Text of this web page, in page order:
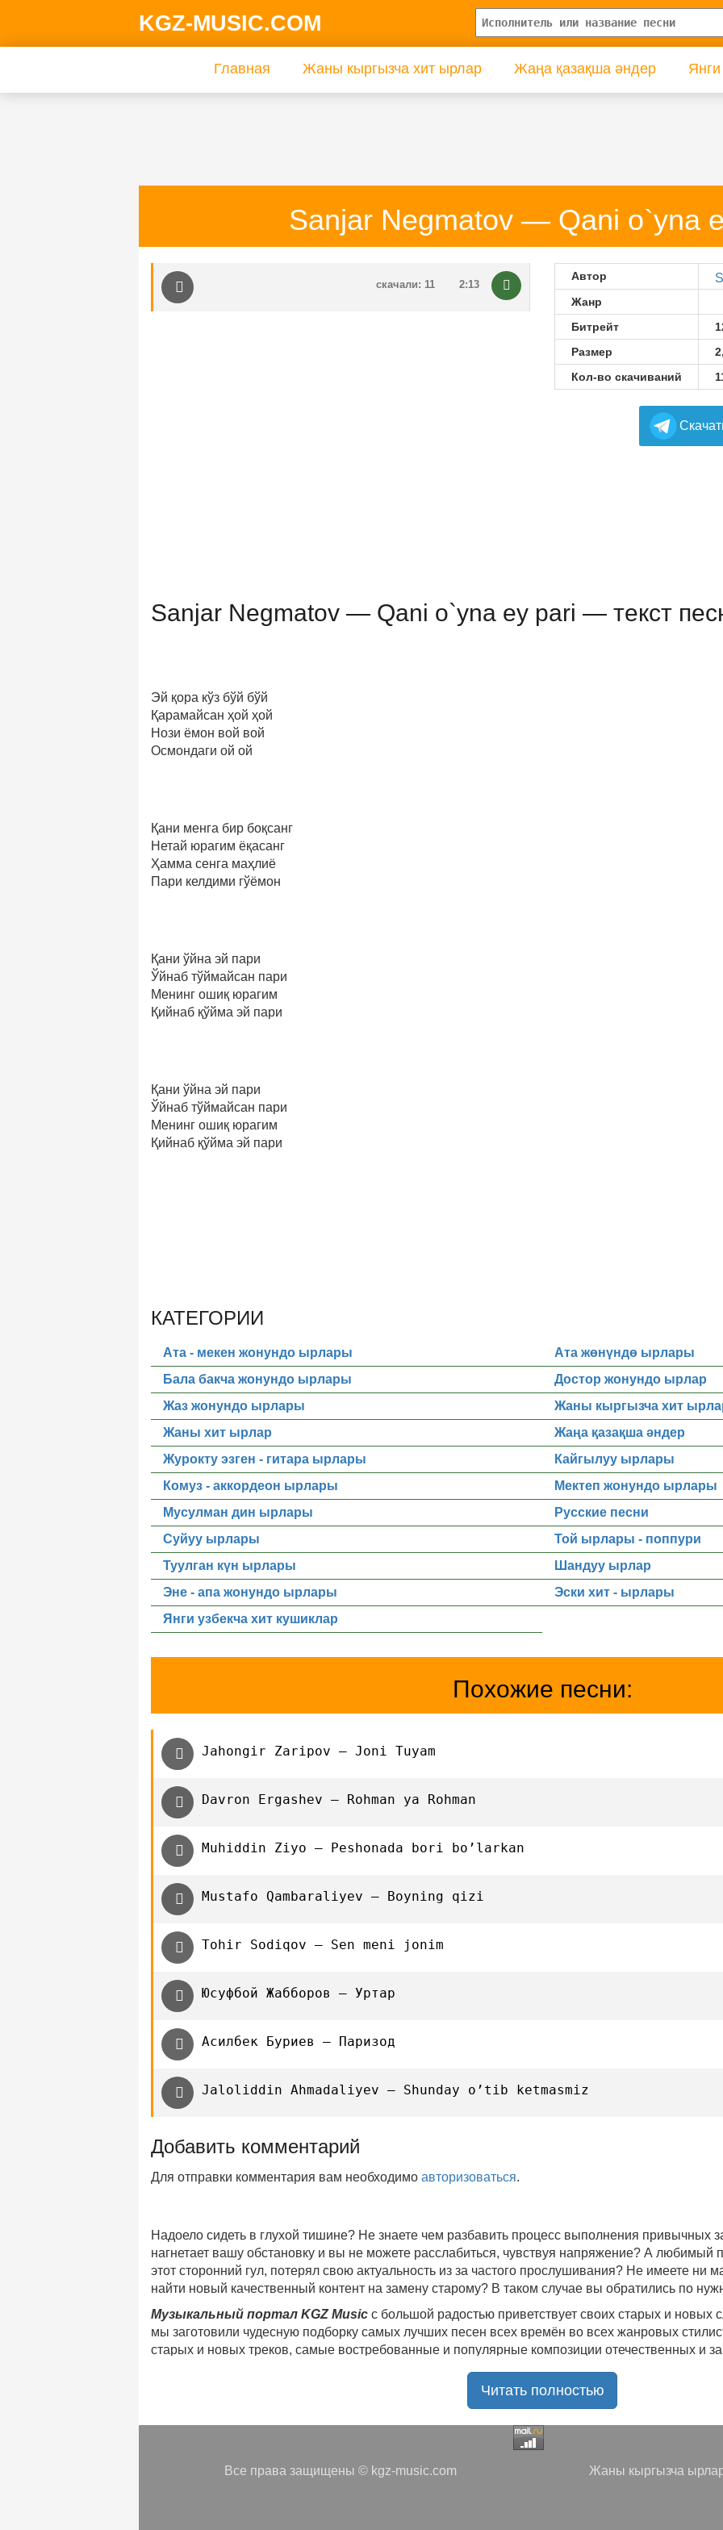
KGZ-MUSIC.COM
Главная Жаны кыргызча хит ырлар Жаңа қазақша әндер
Sanjar Negmatov — Qani o`yna
2:13
скачали: 11
Автор
Жанр
Битрейт
Размер
Кол-во скачиваний
Sanjar Negmatov — Qani o`yna ey pari — текст
Эй қора кўз бўй бўй
Қарамайсан ҳой ҳой
Нози ёмон вой вой
Осмондаги ой ой
Қани менга бир боқсанг
Нетай юрагим ёқасанг
Ҳамма сенга маҳлиё
Пари келдими гўёмон
Қани ўйна эй пари
Ўйнаб тўймайсан пари
Менинг ошиқ юрагим
Қийнаб қўйма эй пари
Қани ўйна эй пари
Ўйнаб тўймайсан пари
Менинг ошиқ юрагим
Қийнаб қўйма эй пари
КАТЕГОРИИ
Ата - мекен жонундо ырлары
Ата жөнүндө ырлары
Бала бакча жонундо ырлары
Достор жонундо ырлар
Жаз жонундо ырлары
Жаны кыргызча хит
Жаны хит ырлар
Жаңа қазақша әндер
Журокту эзген - гитара ырлары
Кайгылуу ырлары
Комуз - аккордеон ырлары
Мектеп жонундо ырлары
Мусулман дин ырлары
Русские песни
Суйуу ырлары
Той ырлары - поппури
Туулган күн ырлары
Шандуу ырлар
Эне - апа жонундо ырлары
Эски хит - ырлары
Янги узбекча хит кушиклар
Похожие песни:
Jahongir Zaripov — Joni Tuyam
Davron Ergashev — Rohman ya Rohman
Muhiddin Ziyo — Peshonada bori bo’larkan
Mustafo Qambaraliyev — Boyning qizi
Tohir Sodiqov — Sen meni jonim
Юсуфбой Жабборов — Уртар
Асилбек Буриев — Паризод
Jaloliddin Ahmadaliyev — Shunday o’tib ketmasmiz
Добавить комментарий
Для отправки комментария вам необходимо авторизоваться.
Надоело сидеть в глухой тишине? Не знаете чем разбавить процесс выполнения
нагнетает вашу обстановку и вы не можете расслабиться, чувствуя напряжение? А любимый
этот сторонний гул, потерял свою актуальность из за частого прослушивания? Не имеете ни
найти новый качественный контент на замену старому? В таком случае вы обратились по
Музыкальный портал KGZ Music с большой радостью приветствует своих старых и новых
мы заготовили чудесную подборку самых лучших песен всех времён во всех жанровых
старых и новых треков, самые востребованные и популярные композиции отечественных и
Мы предоставляем вашему вниманию богатую коллекцию качественной музыки в
Самые свежие альбомы
и новые релизы этого
Регулярные обновления, постоянные новинки, большой музыкальный ассортимент на любой
платформе KGZ Music. Наша команда с большой ответственностью подходит к созданию
в различных музыкальных направлениях.
Читать полностью
Все права защищены © kgz-music.com Жаны кыргызча